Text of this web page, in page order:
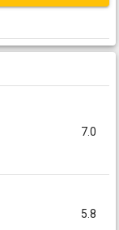
7.0
5.8